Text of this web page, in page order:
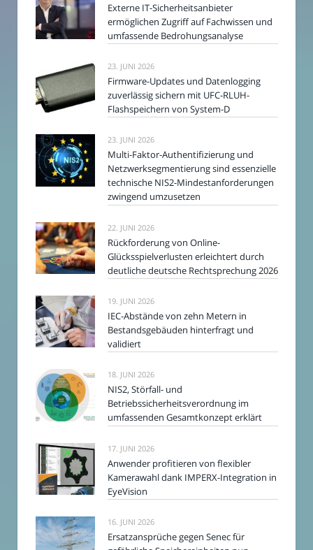
Externe IT-Sicherheitsanbieter
ermöglichen Zugriff auf Fachwissen und
umfassende Bedrohungsanalyse
23. JUNI 2026
Firmware-Updates und Datenlogging
zuverlässig sichern mit UFC-RLUH-
Flashspeichern von System-D
23. JUNI 2026
Multi-Faktor-Authentifizierung und
Netzwerksegmentierung sind essenzielle
technische NIS2-Mindestanforderungen
zwingend umzusetzen
22. JUNI 2026
Rückforderung von Online-
Glücksspielverlusten erleichtert durch
deutliche deutsche Rechtsprechung 2026
19. JUNI 2026
IEC-Abstände von zehn Metern in
Bestandsgebäuden hinterfragt und
validiert
18. JUNI 2026
NIS2, Störfall- und
Betriebssicherheitsverordnung im
umfassenden Gesamtkonzept erklärt
17. JUNI 2026
Anwender profitieren von flexibler
Kamerawahl dank IMPERX-Integration in
EyeVision
16. JUNI 2026
Ersatzansprüche gegen Senec für